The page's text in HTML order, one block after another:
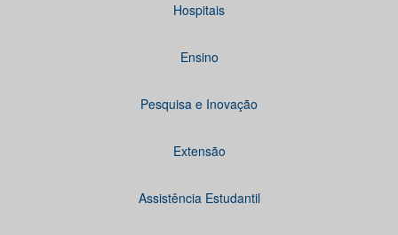
Hospitais
Ensino
Pesquisa e Inovação
Extensão
Assistência Estudantil